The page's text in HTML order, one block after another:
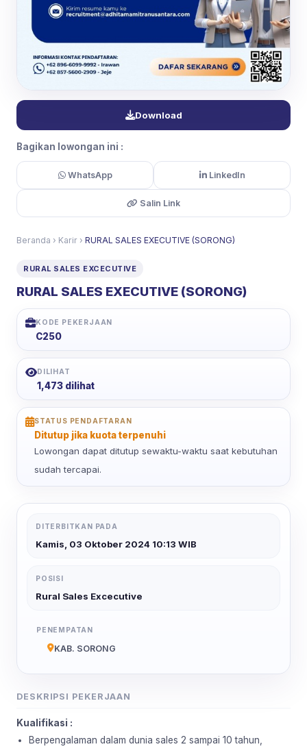
Download
Bagikan lowongan ini :
WhatsApp LinkedIn
Salin Link
Beranda › Karir › RURAL SALES EXECUTIVE (SORONG)
RURAL SALES EXCECUTIVE
RURAL SALES EXECUTIVE (SORONG)
KODE PEKERJAAN
C250
DILIHAT
1,473 dilihat
STATUS PENDAFTARAN
Ditutup jika kuota terpenuhi
Lowongan dapat ditutup sewaktu-waktu saat kebutuhan
sudah tercapai.
DITERBITKAN PADA
Kamis, 03 Oktober 2024 10:13 WIB
POSISI
Rural Sales Excecutive
PENEMPATAN
KAB. SORONG
DESKRIPSI PEKERJAAN
Kualifikasi :
Berpengalaman dalam dunia sales 2 sampai 10 tahun,